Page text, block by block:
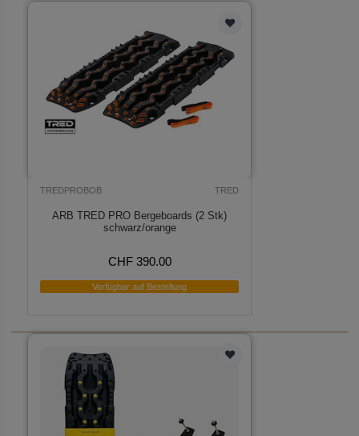
TREDPROBOB TRED
ARB TRED PRO Bergeboards (2 Stk)
schwarz/orange
CHF 390.00
Verfügbar auf Bestellung